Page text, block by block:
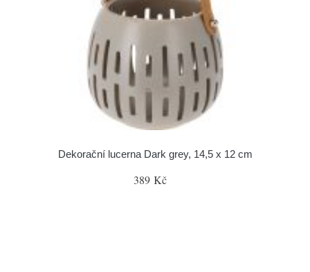
Dekorační lucerna Dark grey, 14,5 x 12 cm
389 Kč